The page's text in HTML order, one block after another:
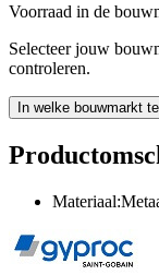
Voorraad in de
Selecteer jouw
controleren.
In welke bouwmarkt